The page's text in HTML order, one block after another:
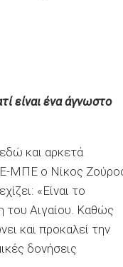
είναι ένα άγνωστο
και αρκετά
ΜΠΕ ο Νίκος
«Είναι το
του Αιγαίου. Καθώς
και προκαλεί την
δονήσεις